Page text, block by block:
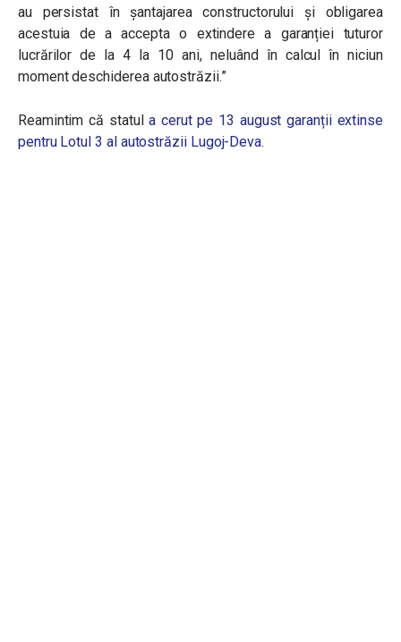
au persistat în șantajarea constructorului și obligarea
acestuia de a accepta o extindere a garanției tuturor
lucrărilor de la 4 la 10 ani, neluând în calcul în niciun
moment deschiderea autostrăzii.”
Reamintim că statula cerut pe 13 august garanții extinse
pentru Lotul 3 al autostrăzii Lugoj-Deva.